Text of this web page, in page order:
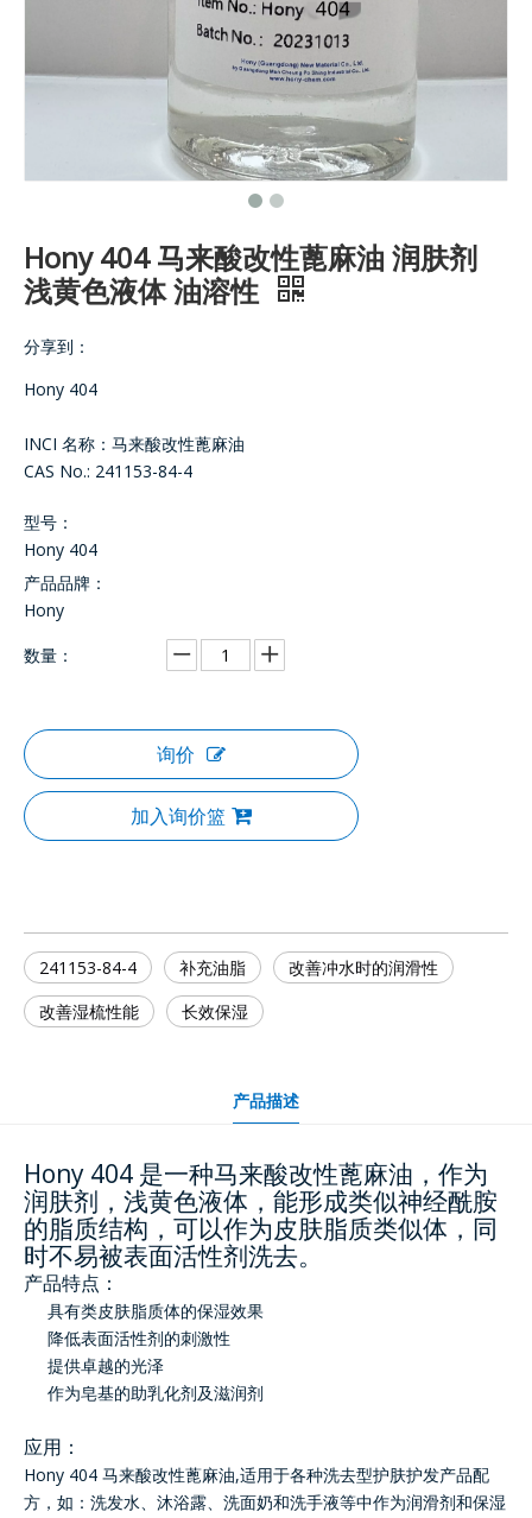
Hony 404 马来酸改性蓖麻油 润肤剂
浅黄色液体 油溶性
分享到：
Hony 404
INCI 名称：马来酸改性蓖麻油
CAS No.: 241153-84-4
型号：
Hony 404
产品品牌：
Hony
数量：
询价
加入询价篮
241153-84-4 补充油脂
改善冲水时的润滑性
改善湿梳性能
长效保湿
产品描述
Hony 404 是一种马来酸改性蓖麻油，作为
润肤剂，浅黄色液体，能形成类似神经酰胺
的脂质结构，可以作为皮肤脂质类似体，同
时不易被表面活性剂洗去。
产品特点：
具有类皮肤脂质体的保湿效果
降低表面活性剂的刺激性
提供卓越的光泽
作为皂基的助乳化剂及滋润剂
应用：
Hony 404 马来酸改性蓖麻油,适用于各种洗去型护肤护发产品配
方，如：洗发水、沐浴露、洗面奶和洗手液等中作为润滑剂和保湿